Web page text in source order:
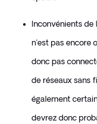
Inconvénients
n'est pas encore
donc pas
de réseaux sans
également
devrez donc